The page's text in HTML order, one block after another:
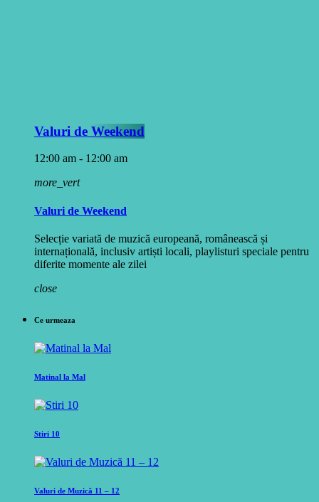
Valuri de Weekend
12:00 am - 12:00 am
more_vert
Valuri de Weekend
Selecție variată de muzică europeană, românească și
internațională, inclusiv artiști locali, playlisturi speciale pentru
diferite momente ale zilei
close
Ce urmeaza
Matinal la Mal
Stiri 10
Valuri de Muzică 11 – 12